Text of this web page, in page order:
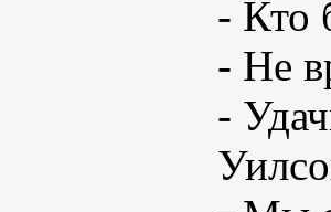
- Кто
- Не
-